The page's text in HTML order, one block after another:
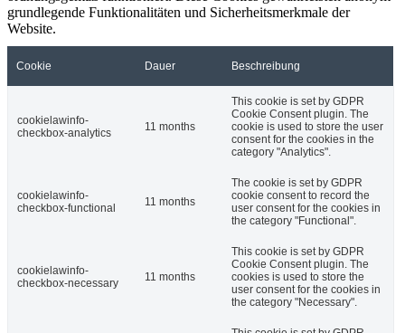
grundlegende Funktionalitäten und Sicherheitsmerkmale der
Website.
Cookie Dauer Beschreibung
cookielawinfo-
checkbox-analytics
11 months
This cookie is set by GDPR
Cookie Consent plugin. The
cookie is used to store the user
consent for the cookies in the
category "Analytics".
cookielawinfo-
checkbox-functional
11 months
The cookie is set by GDPR
cookie consent to record the
user consent for the cookies in
the category "Functional".
cookielawinfo-
checkbox-necessary
11 months
This cookie is set by GDPR
Cookie Consent plugin. The
cookies is used to store the
user consent for the cookies in
the category "Necessary".